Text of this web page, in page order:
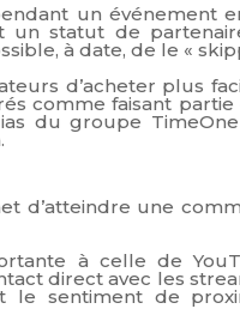
un événement
un statut de
à date, de le «
d’acheter plus
comme faisant
du groupe
d’atteindre une
à celle de
direct avec les
le sentiment de